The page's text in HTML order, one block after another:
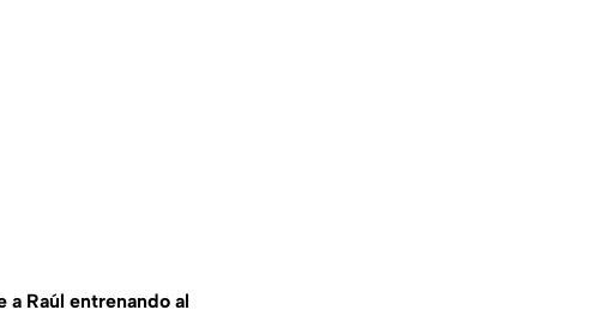
a Raúl entrenando al